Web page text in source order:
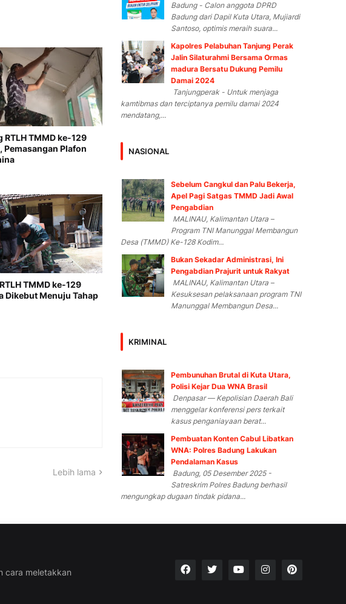
RTLH TMMD ke-129
Pemasangan Plafon
TMMD ke-129
Dikebut Menuju Tahap
Lebih lama
Badung - Calon anggota DPRD
Badung dari Dapil Kuta Utara, Mujiardi
Santoso, optimis meraih suara...
Kapolres Pelabuhan Tanjung Perak
Jalin Silaturahmi Bersama Ormas
madura Bersatu Dukung Pemilu
Damai 2024
Tanjungperak - Untuk menjaga
kamtibmas dan terciptanya pemilu damai 2024
mendatang,...
NASIONAL
Sebelum Cangkul dan Palu Bekerja,
Apel Pagi Satgas TMMD Jadi Awal
Pengabdian
MALINAU, Kalimantan Utara –
Program TNI Manunggal Membangun
Desa (TMMD) Ke-128 Kodim...
Bukan Sekadar Administrasi, Ini
Pengabdian Prajurit untuk Rakyat
MALINAU, Kalimantan Utara –
Kesuksesan pelaksanaan program TNI
Manunggal Membangun Desa...
KRIMINAL
Pembunuhan Brutal di Kuta Utara,
Polisi Kejar Dua WNA Brasil
Denpasar — Kepolisian Daerah Bali
menggelar konferensi pers terkait
kasus penganiayaan berat...
Pembuatan Konten Cabul Libatkan
WNA: Polres Badung Lakukan
Pendalaman Kasus
Badung, 05 Desember 2025 -
Satreskrim Polres Badung berhasil
mengungkap dugaan tindak pidana...
cara meletakkan